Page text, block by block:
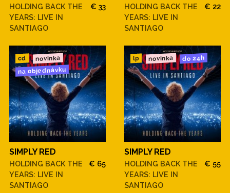
HOLDING BACK THE
YEARS: LIVE IN
SANTIAGO
€ 33
HOLDING BACK THE
YEARS: LIVE IN
SANTIAGO
€ 22
cd novinka
na objednávku
SIMPLY RED
HOLDING BACK THE
YEARS: LIVE IN
SANTIAGO
€ 65
lp novinka do 24h
SIMPLY RED
HOLDING BACK THE
YEARS: LIVE IN
SANTIAGO
€ 55